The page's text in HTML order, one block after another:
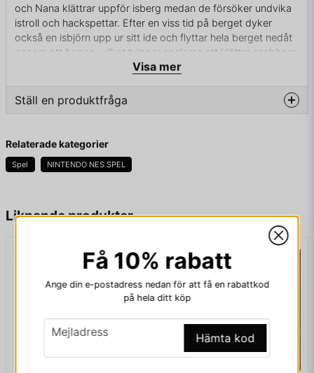
Liknande produkter
och Nana klättrar uppför isberg medan de försöker undvika
istroll och hackspettar. Efter en viss tid på berget dyker
också en isbjörn upp ur sitt ide och flyttar hela berget nedåt
genom att hoppa, vilket tvingar spelarna att klättra snabbare.
Det finns 32 banor (eller "isberg") och man kan välja vid
vilken man vill börja. I slutet av varje bana finns en bonusrond
som går på tid där målet är att samla frukter eller grönsaker
Istrollen fanns inte med i den japanska versionen och i tidiga
amerikanska versioner av spelet. Istället fanns sälar som
amerikanska versioner för att undvika associationer till
ENDAST KASSETT
Visa mer
Ställ en produktfråga
Fråga oss något om denna produkten...
Namn
Ja, ni får publicera min fråga
Relaterade kategorier
Spel NINTENDO NES SPEL
Få 10% rabatt
Ange din e-postadress nedan för att få en rabattkod
på hela ditt köp
email
Mejladress Hämta kod